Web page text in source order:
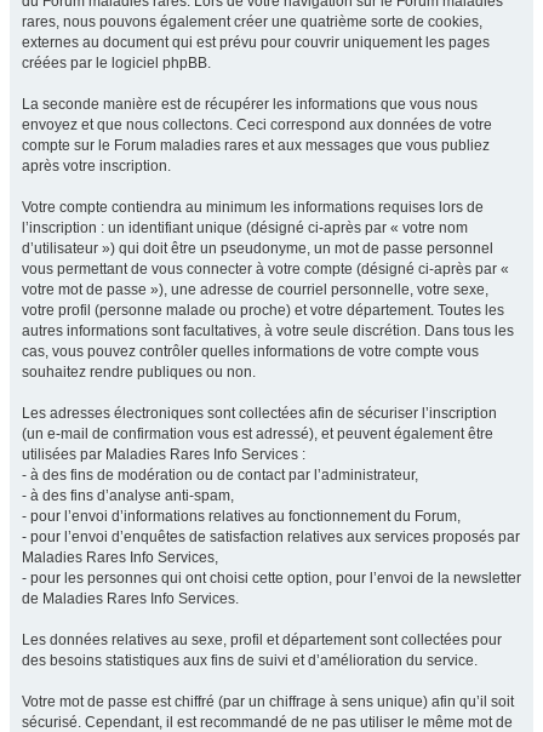
rares, nous pouvons également créer une quatrième sorte de cookies,
externes au document qui est prévu pour couvrir uniquement les pages
créées par le logiciel phpBB.
La seconde manière est de récupérer les informations que vous nous
envoyez et que nous collectons. Ceci correspond aux données de votre
compte sur le Forum maladies rares et aux messages que vous publiez
après votre inscription.
Votre compte contiendra au minimum les informations requises lors de
l’inscription : un identifiant unique (désigné ci-après par « votre nom
d’utilisateur ») qui doit être un pseudonyme, un mot de passe personnel
vous permettant de vous connecter à votre compte (désigné ci-après par «
votre mot de passe »), une adresse de courriel personnelle, votre sexe,
votre profil (personne malade ou proche) et votre département. Toutes les
autres informations sont facultatives, à votre seule discrétion. Dans tous les
cas, vous pouvez contrôler quelles informations de votre compte vous
souhaitez rendre publiques ou non.
Les adresses électroniques sont collectées afin de sécuriser l’inscription
(un e-mail de confirmation vous est adressé), et peuvent également être
utilisées par Maladies Rares Info Services :
- à des fins de modération ou de contact par l’administrateur,
- à des fins d’analyse anti-spam,
- pour l’envoi d’informations relatives au fonctionnement du Forum,
- pour l’envoi d’enquêtes de satisfaction relatives aux services proposés par
Maladies Rares Info Services,
- pour les personnes qui ont choisi cette option, pour l’envoi de la newsletter
de Maladies Rares Info Services.
Les données relatives au sexe, profil et département sont collectées pour
des besoins statistiques aux fins de suivi et d’amélioration du service.
Votre mot de passe est chiffré (par un chiffrage à sens unique) afin qu’il soit
sécurisé. Cependant, il est recommandé de ne pas utiliser le même mot de